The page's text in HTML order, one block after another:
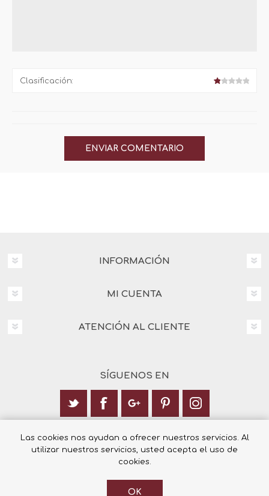
Clasificación:
INFORMACIÓN
MI CUENTA
ATENCIÓN AL CLIENTE
SÍGUENOS EN
Calle Italia 6, 03003 Alicante
+34 965 12 23 55
Las cookies nos ayudan a ofrecer nuestros servicios. Al
utilizar nuestros servicios, usted acepta el uso de
cookies.
OK